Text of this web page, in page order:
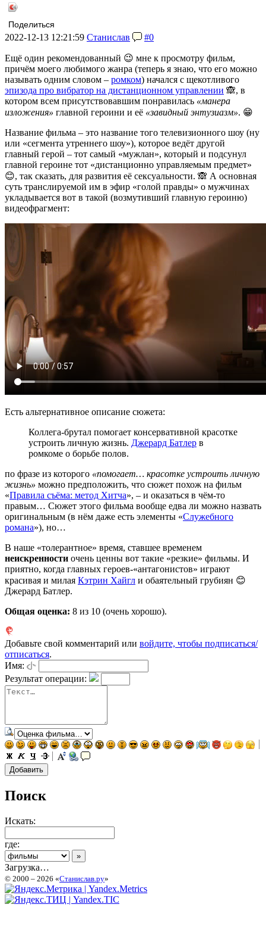
Поделиться
2022-12-13 12:21:59 Станислав #0
Ещё один рекомендованный 😉 мне к просмотру фильм,
причём моего любимого жанра (теперь я знаю, что его можно
называть одним словом – ромком) начался с щекотливого
эпизода про вибратор на дистанционном управлении 🙈, в
котором всем присутствовавшим понравилась «манера
изложения» главной героини и её «завидный энтузиазм». 😁
Название фильма – это название того телевизионного шоу (ну
или «сегмента утреннего шоу»), которое ведёт другой
главный герой – тот самый «мужлан», который и подсунул
главной героине тот «дистанционно управляемым предмет»
😊, так сказать, для развития её сексуальности. 🙈 А основная
суть транслируемой им в эфир «голой правды» о мужчинах
укладывается вот в такой (возмутивший главную героиню)
видеофрагмент:
Есть альтернативное описание сюжета:
Коллега-брутал помогает консервативной красотке
устроить личную жизнь. Джерард Батлер в
ромкоме о борьбе полов.
по фразе из которого «помогает… красотке устроить личную
жизнь» можно предположить, что сюжет похож на фильм
«Правила съёма: метод Хитча», – и оказаться в чём-то
правым… Сюжет этого фильма вообще едва ли можно назвать
оригинальным (в нём даже есть элементы «Служебного
романа»), но…
В наше «толерантное» время, ставшее временем
неискренности очень ценны вот такие «резкие» фильмы. И
приятно, когда главных героев-«антагонистов» играют
красивая и милая Кэтрин Хайгл и обаятельный грубиян 😊
Джерард Батлер.
Общая оценка: 8 из 10 (очень хорошо).
Добавьте свой комментарий или войдите, чтобы подписаться/
отписаться.
Имя:
Результат операции:
Поиск
Искать:
где:
Загрузка…
© 2000 – 2026 «Станислав.ру»